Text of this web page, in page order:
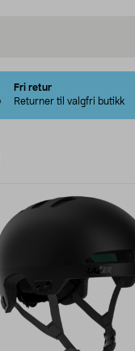
Fri retur
Returner til valgfri butikk